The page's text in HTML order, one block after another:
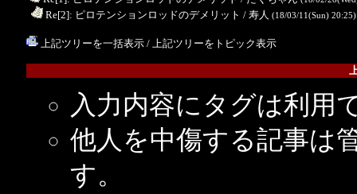
Re[2]: ピロテンションロッドのデメリット / 寿人 (18/03/11(Sun)
上記ツリーを一括表示/ 上記ツリーをトピック表示
入力内容にタグは利用
他人を中傷する記事は
す。